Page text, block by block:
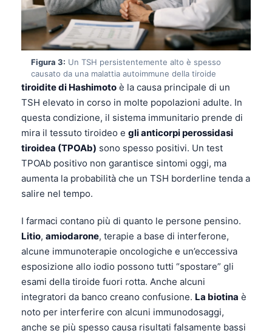
Figura 3: Un TSH persistentemente alto è spesso
causato da una malattia autoimmune della tiroide
tiroidite di Hashimoto è la causa principale di un
TSH elevato in corso in molte popolazioni adulte. In
questa condizione, il sistema immunitario prende di
mira il tessuto tiroideo e gli anticorpi perossidasi
tiroidea (TPOAb) sono spesso positivi. Un test
TPOAb positivo non garantisce sintomi oggi, ma
aumenta la probabilità che un TSH borderline tenda a
salire nel tempo.
I farmaci contano più di quanto le persone pensino.
Litio, amiodarone, terapie a base di interferone,
alcune immunoterapie oncologiche e un’eccessiva
esposizione allo iodio possono tutti “spostare” gli
esami della tiroide fuori rotta. Anche alcuni
integratori da banco creano confusione. La biotina è
noto per interferire con alcuni immunodosaggi,
anche se più spesso causa risultati falsamente bassi